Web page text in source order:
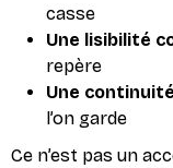
casse
Une lisibilité
repère
Une
l’on garde
Ce n’est pas un